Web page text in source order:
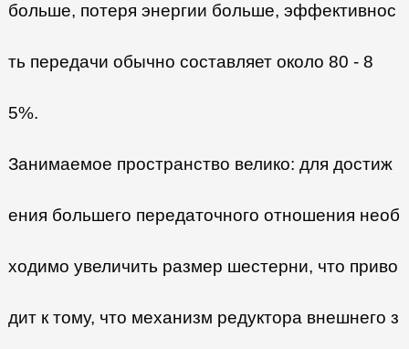
больше, потеря энергии больше, эффективнос
ть передачи обычно составляет около 80 - 8
5%.
Занимаемое пространство велико: для достиж
ения большего передаточного отношения необ
ходимо увеличить размер шестерни, что приво
дит к тому, что механизм редуктора внешнего з